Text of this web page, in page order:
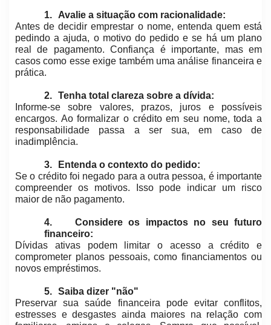
1.
Avalie a situação com racionalidade:
Antes de decidir emprestar o nome, entenda quem está
pedindo a ajuda, o motivo do pedido e se há um plano
real de pagamento. Confiança é importante, mas em
casos como esse exige também uma análise financeira e
prática.
2. Tenha total clareza sobre a dívida:
Informe-se sobre valores, prazos, juros e possíveis
encargos. Ao formalizar o crédito em seu nome, toda a
responsabilidade passa a ser sua, em caso de
inadimplência.
3.
Entenda o contexto do pedido:
Se o crédito foi negado para a outra pessoa, é importante
compreender os motivos. Isso pode indicar um risco
maior de não pagamento.
4.
Considere os impactos no seu futuro
financeiro:
Dívidas ativas podem limitar o acesso a crédito e
comprometer planos pessoais, como financiamentos ou
novos empréstimos.
5. Saiba dizer "não"
Preservar sua saúde financeira pode evitar conflitos,
estresses e desgastes ainda maiores na relação com